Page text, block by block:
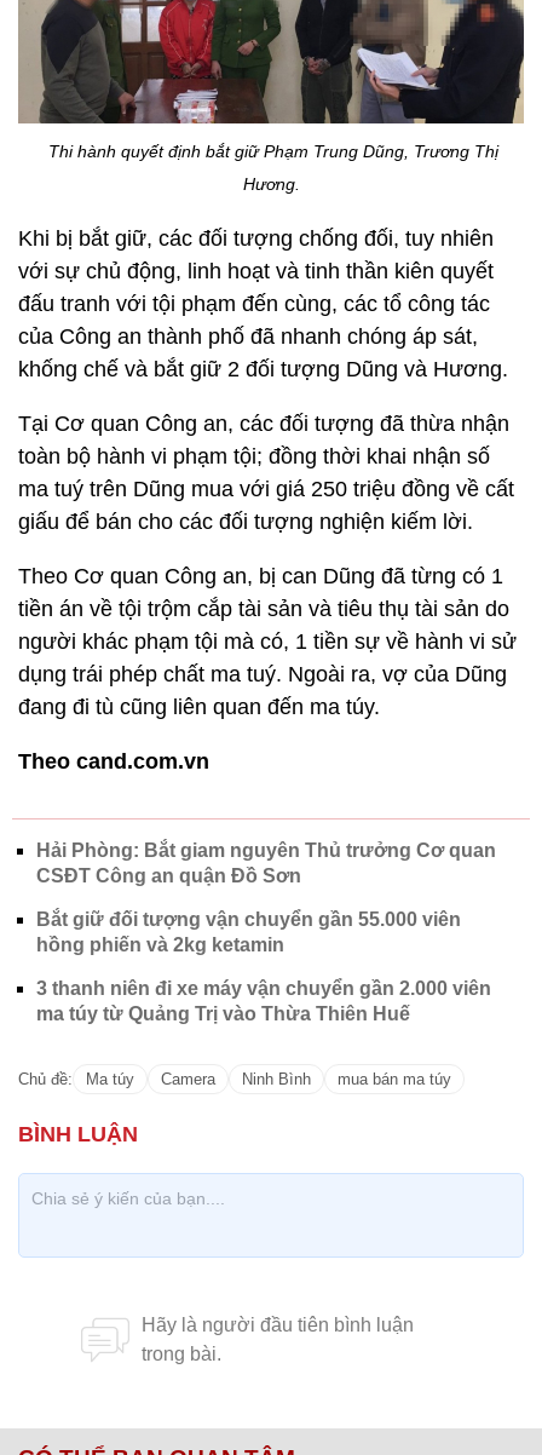
Thi hành quyết định bắt giữ Phạm Trung Dũng, Trương Thị
Hương.
Khi bị bắt giữ, các đối tượng chống đối, tuy nhiên
với sự chủ động, linh hoạt và tinh thần kiên quyết
đấu tranh với tội phạm đến cùng, các tổ công tác
của Công an thành phố đã nhanh chóng áp sát,
khống chế và bắt giữ 2 đối tượng Dũng và Hương.
Tại Cơ quan Công an, các đối tượng đã thừa nhận
toàn bộ hành vi phạm tội; đồng thời khai nhận số
ma tuý trên Dũng mua với giá 250 triệu đồng về cất
giấu để bán cho các đối tượng nghiện kiếm lời.
Theo Cơ quan Công an, bị can Dũng đã từng có 1
tiền án về tội trộm cắp tài sản và tiêu thụ tài sản do
người khác phạm tội mà có, 1 tiền sự về hành vi sử
dụng trái phép chất ma tuý. Ngoài ra, vợ của Dũng
đang đi tù cũng liên quan đến ma túy.
Theo cand.com.vn
Hải Phòng: Bắt giam nguyên Thủ trưởng Cơ quan
CSĐT Công an quận Đồ Sơn
Bắt giữ đối tượng vận chuyển gần 55.000 viên
hồng phiến và 2kg ketamin
3 thanh niên đi xe máy vận chuyển gần 2.000 viên
ma túy từ Quảng Trị vào Thừa Thiên Huế
Chủ đề: Ma túy Camera Ninh Bình mua bán ma túy